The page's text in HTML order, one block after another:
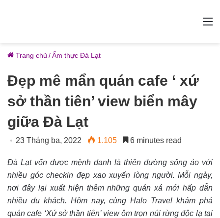
Trang chủ /Ẩm thực Đà Lạt
Đẹp mê mẩn quán cafe ‘ xứ
sở thần tiên’ view biển mây
giữa Đà Lạt
23 Tháng ba, 2022 1.105 6 minutes read
Đà Lạt vốn được mệnh danh là thiên đường sống ảo với
nhiều góc checkin đẹp xao xuyến lòng người. Mỗi ngày,
nơi đây lại xuất hiện thêm những quán xá mới hấp dẫn
nhiều du khách. Hôm nay, cùng Halo Travel khám phá
quán cafe ‘Xứ sở thần tiên’ view ôm trọn núi rừng độc lạ tại